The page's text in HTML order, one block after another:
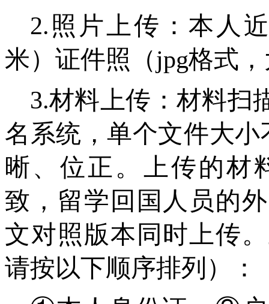
2.照片上传：本人
米）证件照（jpg格式
3.材料上传：材料扫
名系统，单个文件大
晰、位正。上传的材
致，留学回国人员的
文对照版本同时上传
请按以下顺序排列）：